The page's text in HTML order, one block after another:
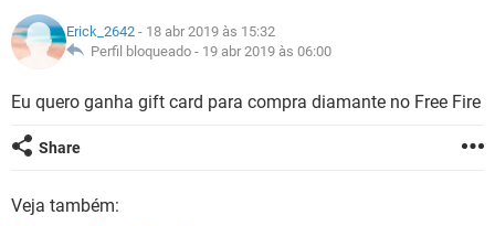
GUIA DE COMPRAS
INSTAGRAM GMAIL
CELULAR
OUTLOOK EXCEL
JOGOS WHATSAPP
OUTLOOK EXCEL
INSTAGRAM
GLOSSÁRIO
WHATSAPP
INSTAGRAM
Erick_2642 - 18 abr 2019 às 15:32
Perfil bloqueado - 19 abr 2019 às 06:00
Eu quero ganha gift card para compra diamante no Free Fire
Share
Veja também: